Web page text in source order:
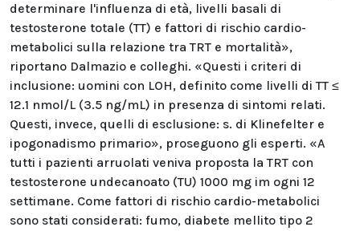
determinare l'influenza di età, livelli basali di
testosterone totale (TT) e fattori di rischio cardio-
metabolici sulla relazione tra TRT e mortalità»,
riportano Dalmazio e colleghi. «Questi i criteri di
inclusione: uomini con LOH, definito come livelli di TT ≤
12.1 nmol/L (3.5 ng/mL) in presenza di sintomi relati.
Questi, invece, quelli di esclusione: s. di Klinefelter e
ipogonadismo primario», proseguono gli esperti. «A
tutti i pazienti arruolati veniva proposta la TRT con
testosterone undecanoato (TU) 1000 mg im ogni 12
settimane. Come fattori di rischio cardio-metabolici
sono stati considerati: fumo, diabete mellito tipo 2